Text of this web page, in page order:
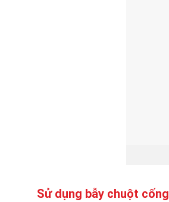
Sử dụng bẫy chuột cống